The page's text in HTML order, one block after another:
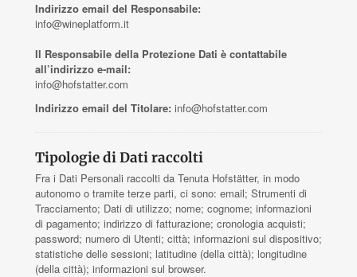
Indirizzo email del Responsabile:
info@wineplatform.it
Il Responsabile della Protezione Dati è contattabile
all’indirizzo e-mail:
info@hofstatter.com
Indirizzo email del Titolare: info@hofstatter.com
Tipologie di Dati raccolti
Fra i Dati Personali raccolti da Tenuta Hofstätter, in modo
autonomo o tramite terze parti, ci sono: email; Strumenti di
Tracciamento; Dati di utilizzo; nome; cognome; informazioni
di pagamento; indirizzo di fatturazione; cronologia acquisti;
password; numero di Utenti; città; informazioni sul dispositivo;
statistiche delle sessioni; latitudine (della città); longitudine
(della città); informazioni sul browser.